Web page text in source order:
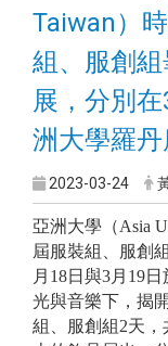
Taiwan）
組、服創
展，分別
洲大學羅丹
2023-03-24
亞洲大學（Asia
屆服裝組、服創
月18日與3月19
光與音樂下，揭
組、服創組2天，